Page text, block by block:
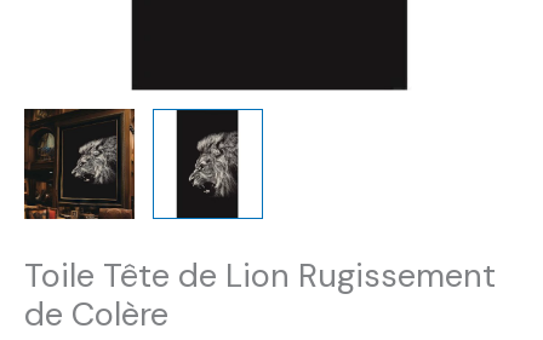
Toile Tête de Lion Rugissement
de Colère